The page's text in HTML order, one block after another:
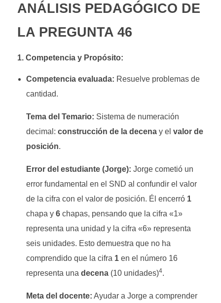
ANÁLISIS PEDAGÓGICO DE
LA PREGUNTA 46
1. Competencia y Propósito:
Competencia evaluada: Resuelve problemas de
cantidad.
Tema del Temario: Sistema de numeración
decimal: construcción de la decenay el valor de
posición.
Error del estudiante (Jorge): Jorge cometió un
error fundamental en el SND al confundir el valor
de la cifra con el valor de posición. Él encerró 1
chapa y 6chapas, pensando que la cifra «1»
representa una unidad y la cifra «6» representa
seis unidades. Esto demuestra que no ha
comprendido que la cifra 1en el número 16
representa una decena(10 unidades)4.
Meta del docente: Ayudar a Jorge a comprender